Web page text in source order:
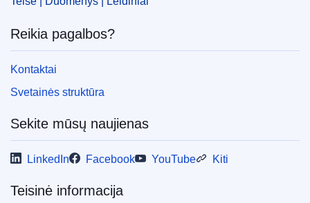
IMMC : C(2024)7248/3771453
Reikia pagalbos?
Kontaktai
Svetainės struktūra
Sekite mūsų naujienas
LinkedIn Facebook YouTube Kiti
Teisinė informacija